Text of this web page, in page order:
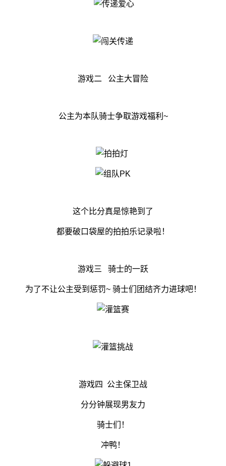
游戏二 公主大冒险
公主为本队骑士争取游戏福利~
这个比分真是惊艳到了
都要破口袋屋的拍拍乐记录啦！
游戏三 骑士的一跃
为了不让公主受到惩罚~ 骑士们团结齐力进球吧！
游戏四 公主保卫战
分分钟展现男友力
骑士们！
冲鸭！